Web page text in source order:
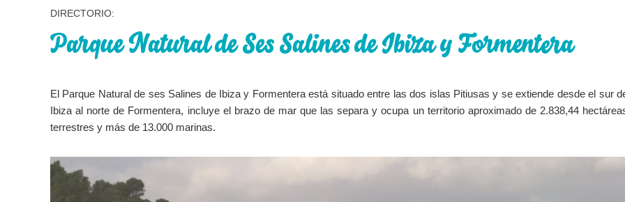
DIRECTORIO:
Parque Natural de Ses Salines de Ibiza y Formentera
El Parque Natural de ses Salines de Ibiza y Formentera está situado entre las dos islas Pitiusas y se extiende desde el sur
Ibiza al norte de Formentera, incluye el brazo de mar que las separa y ocupa un territorio aproximado de 2.838,44
terrestres y más de 13.000 marinas.